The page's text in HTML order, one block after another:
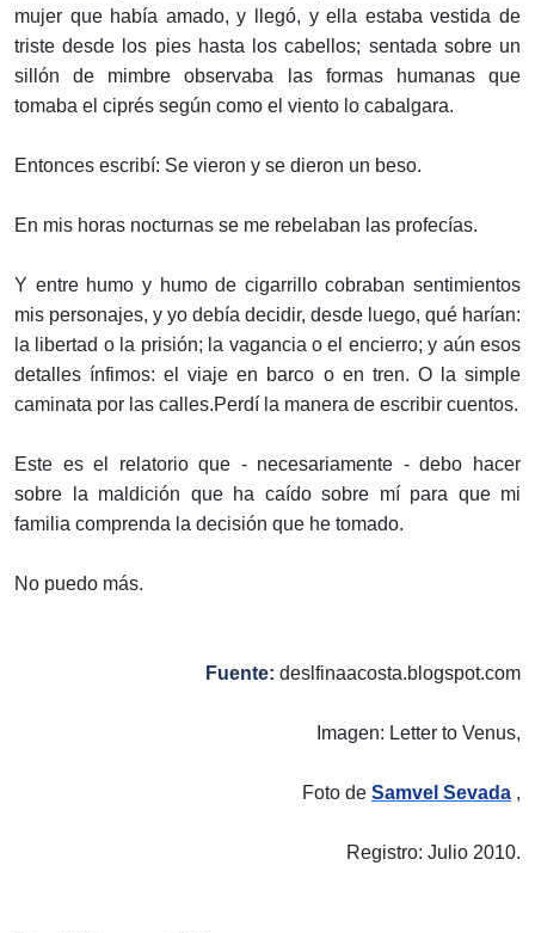
mujer que había amado, y llegó, y ella estaba vestida de
triste desde los pies hasta los cabellos; sentada sobre un
sillón de mimbre observaba las formas humanas que
tomaba el ciprés según como el viento lo cabalgara.
Entonces escribí: Se vieron y se dieron un beso.
En mis horas nocturnas se me rebelaban las profecías.
Y entre humo y humo de cigarrillo cobraban sentimientos
mis personajes, y yo debía decidir, desde luego, qué harían:
la libertad o la prisión; la vagancia o el encierro; y aún esos
detalles ínfimos: el viaje en barco o en tren. O la simple
caminata por las calles.Perdí la manera de escribir cuentos.
Este es el relatorio que - necesariamente - debo hacer
sobre la maldición que ha caído sobre mí para que mi
familia comprenda la decisión que he tomado.
No puedo más.
Fuente: deslfinaacosta.blogspot.com
Imagen: Letter to Venus,
Foto de Samvel Sevada ,
Registro: Julio 2010.